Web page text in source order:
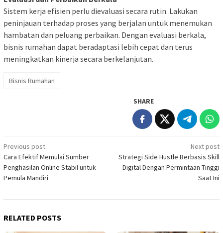
Sistem kerja efisien perlu dievaluasi secara rutin. Lakukan
peninjauan terhadap proses yang berjalan untuk menemukan
hambatan dan peluang perbaikan. Dengan evaluasi berkala,
bisnis rumahan dapat beradaptasi lebih cepat dan terus
meningkatkan kinerja secara berkelanjutan.
Bisnis Rumahan
SHARE
Post
navigation
Previous post
Cara Efektif Memulai Sumber
Penghasilan Online Stabil untuk
Pemula Mandiri
Next post
Strategi Side Hustle Berbasis Skill
Digital Dengan Permintaan Tinggi
Saat Ini
RELATED POSTS